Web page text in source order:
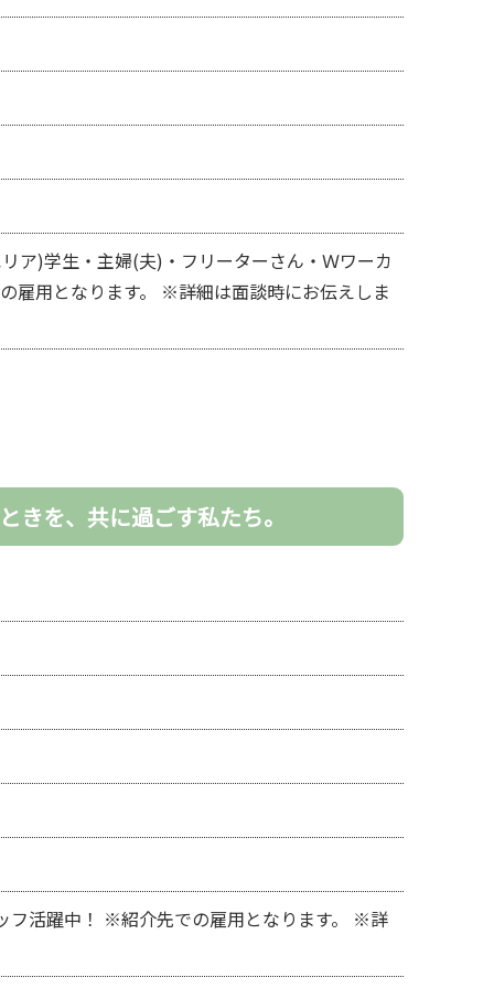
ア)学生・主婦(夫)・フリーターさん・Ｗワーカ
用となります。 ※詳細は面談時にお伝えしま
きを、共に過ごす私たち。
フ活躍中！ ※紹介先での雇用となります。 ※詳